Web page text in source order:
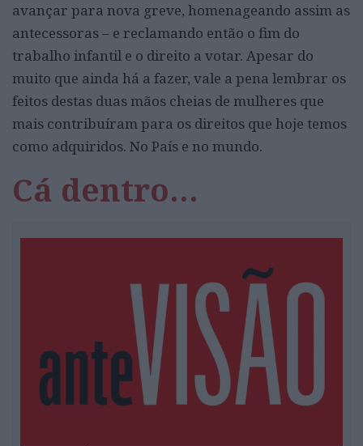
avançar para nova greve, homenageando assim as
antecessoras – e reclamando então o fim do
trabalho infantil e o direito a votar. Apesar do
muito que ainda há a fazer, vale a pena lembrar os
feitos destas duas mãos cheias de mulheres que
mais contribuíram para os direitos que hoje temos
como adquiridos. No País e no mundo.
Cá dentro…